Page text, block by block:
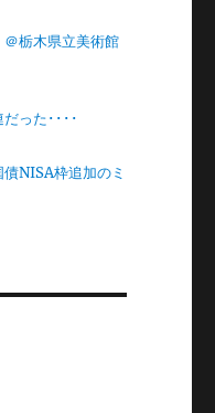
栃木県立美術館
った････
NISA枠追加のミ